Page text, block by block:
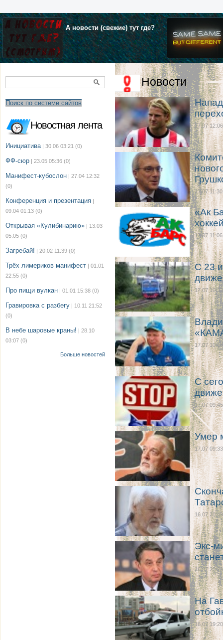
А новости (свежие) тут где?
Поиск по системе сайтов
Новостная лента
Инициатива | 30.06 03:21 (0)
ФФ-сюр | 23.05 05:36 (0)
Манифест-кубослон | 27.04 12:32
(0)
Конференция и презентация |
09.04 01:13 (0)
Открывая «Кулибинарию» | 13.03
05:05 (0)
Загребай! | 20.02 11:39 (0)
Трёх лимериков манифест | 01.01
22:55 (0)
Про пищи вулкан | 01.01 15:38 (0)
Гравировка с разбегу | 10.11 21:52
(0)
В небе шаровые краны! | 28.10
03:07 (0)
Больше новостей
Новости
17.07 12:06
17.07 11:30
«Ак
17.07 11:06
С 23
17.07 10:33
17.07 10:16
С
17.07 09:45
Умер
17.07 09:33
16.07 20:49
Экс-
16.07 20:26
На
16.07 19:20